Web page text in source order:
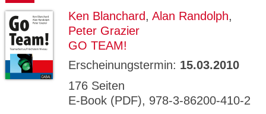
Ken Blanchard, Alan Randolph,
Peter Grazier
GO TEAM!
Erscheinungstermin: 15.03.2010
176 Seiten
E-Book (PDF), 978-3-86200-410-2